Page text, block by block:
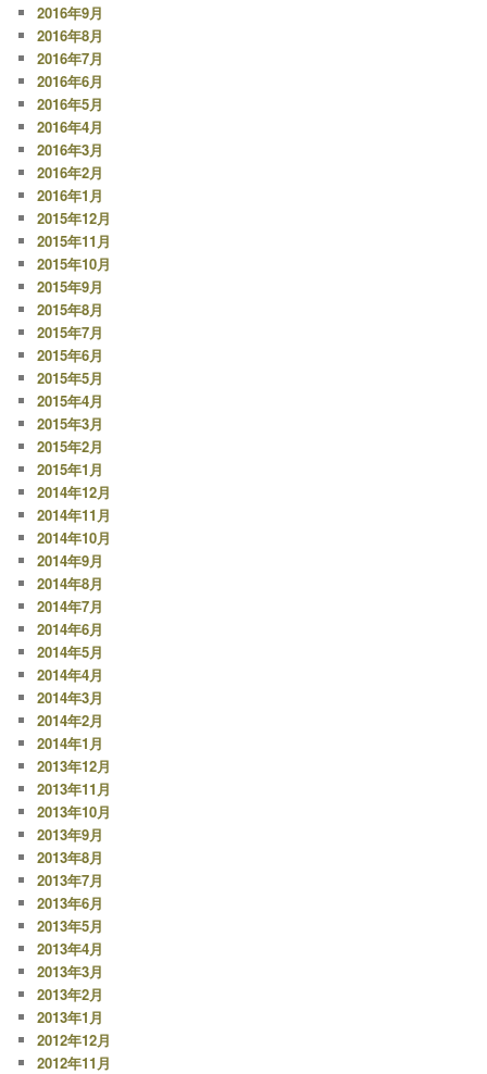
2016年9月
2016年8月
2016年7月
2016年6月
2016年5月
2016年4月
2016年3月
2016年2月
2016年1月
2015年12月
2015年11月
2015年10月
2015年9月
2015年8月
2015年7月
2015年6月
2015年5月
2015年4月
2015年3月
2015年2月
2015年1月
2014年12月
2014年11月
2014年10月
2014年9月
2014年8月
2014年7月
2014年6月
2014年5月
2014年4月
2014年3月
2014年2月
2014年1月
2013年12月
2013年11月
2013年10月
2013年9月
2013年8月
2013年7月
2013年6月
2013年5月
2013年4月
2013年3月
2013年2月
2013年1月
2012年12月
2012年11月